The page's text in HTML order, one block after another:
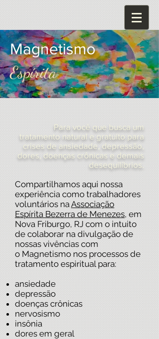
Magnetismo
Espírita
Para você que busca um
tratamento natural e gratuito para
crises de ansiedade, depressão,
dores, doenças crônicas e demais
desequilíbrios.
Compartilhamos aqui nossa
experiência como trabalhadores
voluntários naAssociação
Espírita Bezerra de Menezes, em
Nova Friburgo, RJ com o intuito
de colaborar na divulgação de
nossas vivências com
o Magnetismo nos processos de
tratamento espiritual para:
ansiedade
depressão
doenças crônicas
nervosismo
insônia
dores em geral